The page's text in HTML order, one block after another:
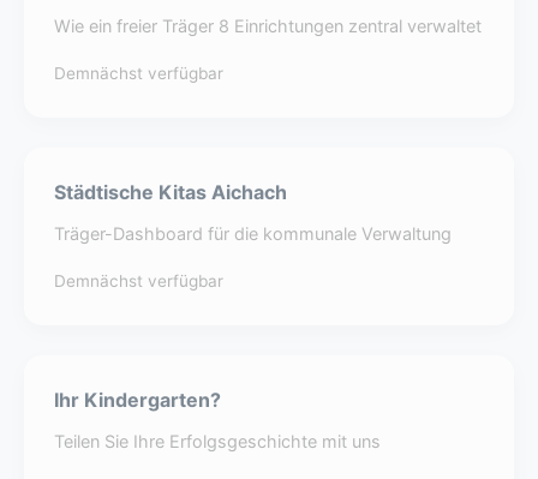
Wie ein freier Träger 8 Einrichtungen zentral verwaltet
Demnächst verfügbar
Städtische Kitas Aichach
Träger-Dashboard für die kommunale Verwaltung
Demnächst verfügbar
Ihr Kindergarten?
Teilen Sie Ihre Erfolgsgeschichte mit uns